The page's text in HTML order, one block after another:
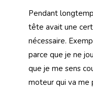
Pendant
tête avait une
nécessaire.
parce que je ne
que je me sens
moteur qui va me